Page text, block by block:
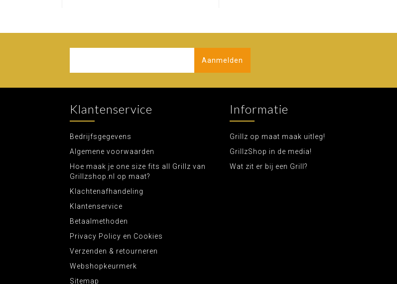
Aanmelden
Klantenservice
Bedrijfsgegevens
Algemene voorwaarden
Hoe maak je one size fits all Grillz van
Grillzshop.nl op maat?
Klachtenafhandeling
Klantenservice
Betaalmethoden
Privacy Policy en Cookies
Verzenden & retourneren
Webshopkeurmerk
Sitemap
Informatie
Grillz op maat maak uitleg!
GrillzShop in de media!
Wat zit er bij een Grill?